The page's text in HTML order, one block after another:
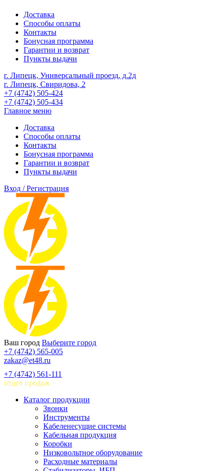
Доставка
Способы оплаты
Контакты
Бонусная программа
Гарантии и возврат
Пункты выдачи
г. Липецк, Универсальный проезд, д.2д
г. Липецк, Свиридова, 2
+7 (4742) 505-424
+7 (4742) 505-434
Главное меню
Доставка
Способы оплаты
Контакты
Бонусная программа
Гарантии и возврат
Пункты выдачи
Вход / Регистрация
Ваш город Выберите город
+7 (4742) 565-005
zakaz@et48.ru
+7 (4742) 561-111
отдел продаж
Каталог продукции
Звонки
Инструменты
Кабеленесущие системы
Кабельная продукция
Коробки
Низковольтное оборудование
Расходные материалы